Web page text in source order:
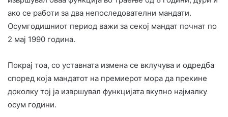
ако се работи за два непоследователни мандати.
Осумгодишниот период важи за секој мандат почнат по
2 мај 1990 година.
Покрај тоа, со уставната измена се вклучува и одредба
според која мандатот на премиерот мора да прекине
доколку тој ја извршувал функцијата вкупно најмалку
осум години.